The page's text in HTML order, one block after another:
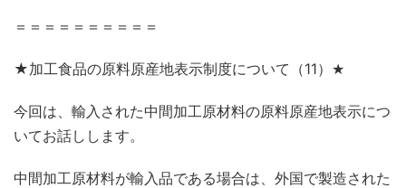
＝＝＝＝＝＝＝＝＝＝
★加工食品の原料原産地表示制度について（11） ★
今回は、輸入された中間加工原材料の原料原産地表示につ
いてお話しします。
中間加工原材料が輸入品である場合は、外国で製造された